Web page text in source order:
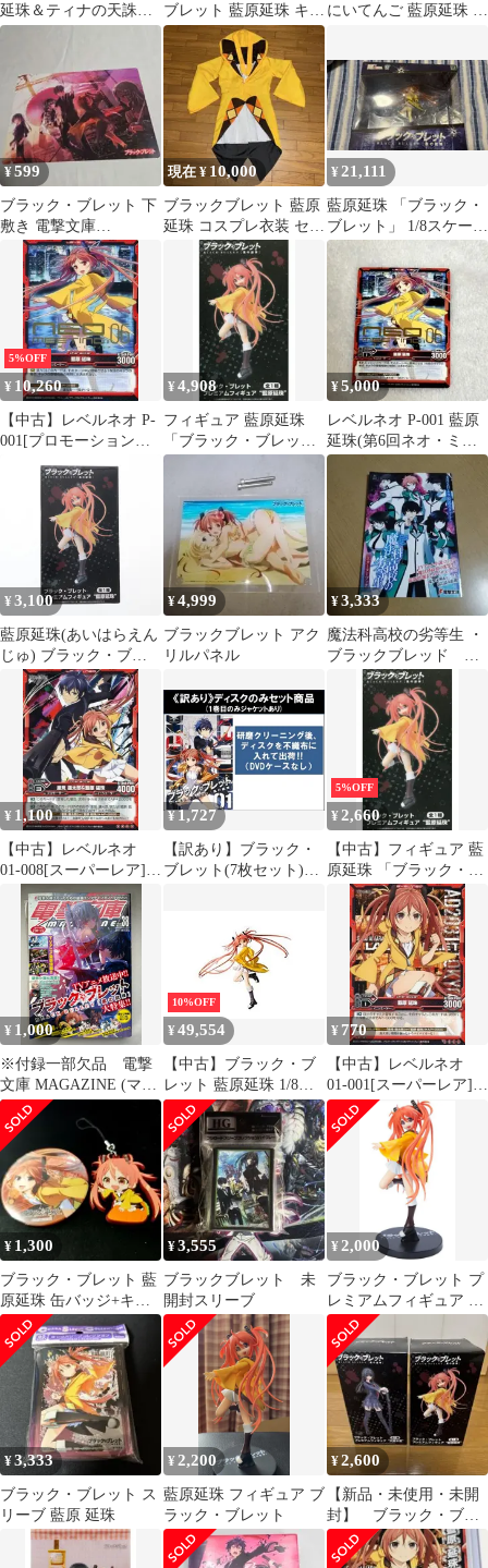
延珠＆ティナの天誅ラ
ジオ〜 vol.1 ラジオ
ブレット 藍原延珠 キャ
ラスリーブ
にいてんご 藍原延珠 附
¥599
ブラック・ブレット 下
敷き 電撃文庫
MAGAZINE 付録
現在 ¥ 10,000
ブラックブレット 藍原
延珠 コスプレ衣装 セッ
ト パーカー ワンピース
¥ 21,111
藍原延珠 「ブラック・
ブレット」 1/8スケール
フィギュア 完成品
美少女
5%OFF
¥ 10,260
【中古】レベルネオ P-
001[プロモーションカ
ネオ・ミーティング箔
押し仕様)
¥4,908
フィギュア 藍原延珠
「ブラック・ブレッ
ト」 プレミアムフィギ
ュア“藍原延珠”【14日
以内発送】
¥5,000
レベルネオ P-001 藍原
延珠(第6回ネオ・ミー
ティング箔押し仕様)
¥3,100
藍原延珠(あいはらえん
じゅ) ブラック・ブレ
ット プレミアムフィギ
ュア『藍原延珠』 プラ
イズ(1010726) セガ
¥4,999
ブラックブレット アク
リルパネル
¥3,333
魔法科高校の劣等生 ・
ブラックブレッド
2014年 スターターブ
ック 非売品
¥ 1,100
【中古】レベルネオ
01-008[スーパーレア]：
里見 蓮太郎＆藍原 延珠
¥1,727
【訳あり】ブラック・
ブレット(7枚セット)第
ト アニメ 中古 DVD】
レンタル落ち
5%OFF
¥ 2,660
【中古】フィギュア 藍
原延珠 「ブラック・ブ
レット」 プレミアムフ
ィギュア“藍原延珠”
¥ 1,000
※付録一部欠品 電撃
文庫 MAGAZINE (マガ
ジン) 2014年 7月号
Vol.38 [雑誌]
10%OFF
¥49,554
【中古】ブラック・ブ
レット 藍原延珠 1/8ス
ケール PVC製塗装済み
完成品
¥ 770
【中古】レベルネオ
01-001[スーパーレア]：
藍原 延珠
¥ 1,300
ブラック・ブレット 藍
原延珠 缶バッジ+キー
ホルダー
¥3,555
ブラックブレット 未
開封スリーブ
¥ 2,000
ブラック・ブレット プ
レミアムフィギュア 藍
原延珠(箱付き)
¥3,333
ブラック・ブレット ス
リーブ 藍原 延珠
¥ 2,200
藍原延珠 フィギュア ブ
ラック・ブレット
¥2,600
【新品・未使用・未開
封】 ブラック・ブレ
ット フィギュア 天
童木更 藍原延珠